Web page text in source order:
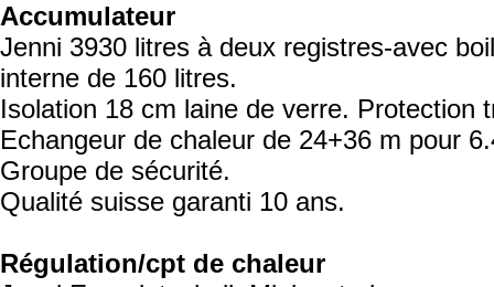
Accumulateur
Jenni 3930 litres à deux registres-avec
interne de 160 litres.
Isolation 18 cm laine de verre. Protection
Echangeur de chaleur de 24+36 m pour
Groupe de sécurité.
Qualité suisse garanti 10 ans.
Régulation/cpt de chaleur